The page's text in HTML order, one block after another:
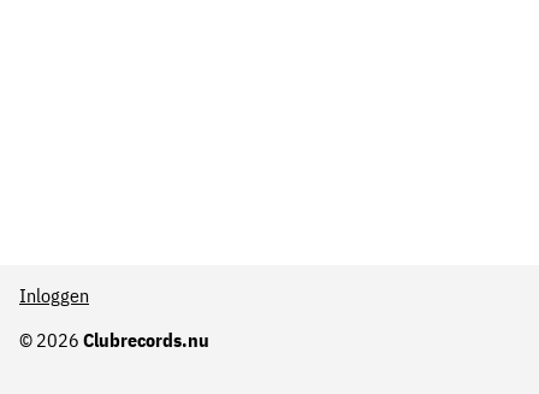
© 2026 Clubrecords.nu
Inloggen